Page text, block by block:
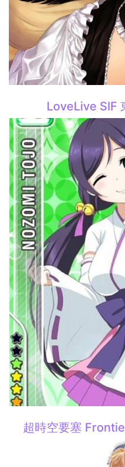
LoveLive SIF
超時空要塞